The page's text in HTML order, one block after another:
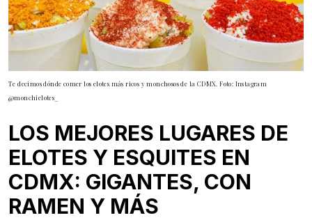
Te decimos dónde comer los elotes más ricos y monchosos de la CDMX. Foto: Instagram
@monchielotes_
LOS MEJORES LUGARES DE
ELOTES Y ESQUITES EN
CDMX: GIGANTES, CON
RAMEN Y MÁS